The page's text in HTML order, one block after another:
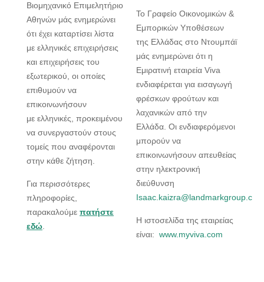
Βιομηχανικό Επιμελητήριο
Αθηνών μάς ενημερώνει
ότι έχει καταρτίσει λίστα
με ελληνικές επιχειρήσεις
και επιχειρήσεις του
εξωτερικού, οι οποίες
επιθυμούν να
επικοινωνήσουν
με ελληνικές, προκειμένου
να συνεργαστούν στους
τομείς που αναφέρονται
στην κάθε ζήτηση.
Για περισσότερες
πληροφορίες,
παρακαλούμε πατήστε
εδώ.
Το Γραφείο Οικονομικών &
Εμπορικών Υποθέσεων
της Ελλάδας στο Ντουμπάϊ
μάς ενημερώνει ότι η
Εμιρατινή εταιρεία Viva
ενδιαφέρεται για εισαγωγή
φρέσκων φρούτων και
λαχανικών από την
Ελλάδα. Οι ενδιαφερόμενοι
μπορούν να
επικοινωνήσουν απευθείας
στην ηλεκτρονική
διεύθυνση
Isaac.kaizra@landmarkgroup.com
Η ιστοσελίδα της εταιρείας
είναι:www.myviva.com